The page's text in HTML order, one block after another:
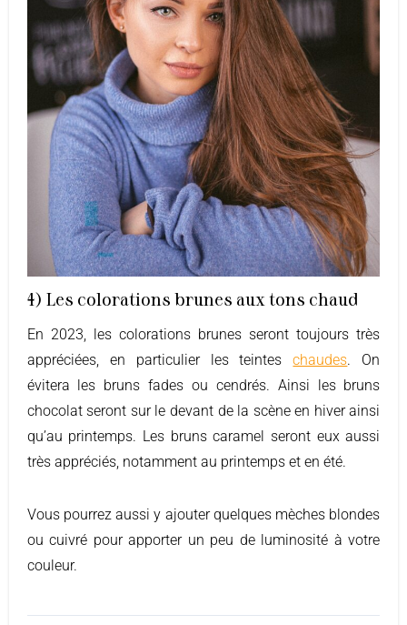
4) Les colorations brunes aux tons chaud
En 2023, les colorations brunes seront toujours très
appréciées, en particulier les teinteschaudes. On
évitera les bruns fades ou cendrés. Ainsi les bruns
chocolat seront sur le devant de la scène en hiver ainsi
qu’au printemps. Les bruns caramel seront eux aussi
très appréciés, notamment au printemps et en été.
Vous pourrez aussi y ajouter quelques mèches blondes
ou cuivré pour apporter un peu de luminosité à votre
couleur.